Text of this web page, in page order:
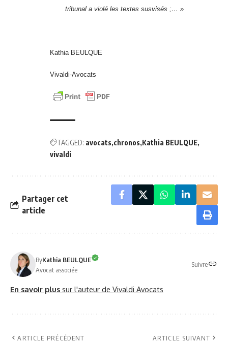
tribunal a violé les textes susvisés ;… »
Kathia BEULQUE
Vivaldi-Avocats
TAGGED: avocats chronos Kathia BEULQUE
vivaldi
Partager cet
article
ByKathia BEULQUE
Avocat associée
Suivre
En savoir plus sur l'auteur de Vivaldi Avocats
ARTICLE PRÉCÉDENT ARTICLE SUIVANT